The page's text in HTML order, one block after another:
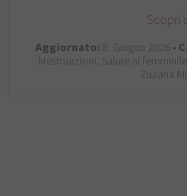
Scopri
Aggiornato:8. Giugno 2026 •
Mestruazioni, Salute al
Zuzana